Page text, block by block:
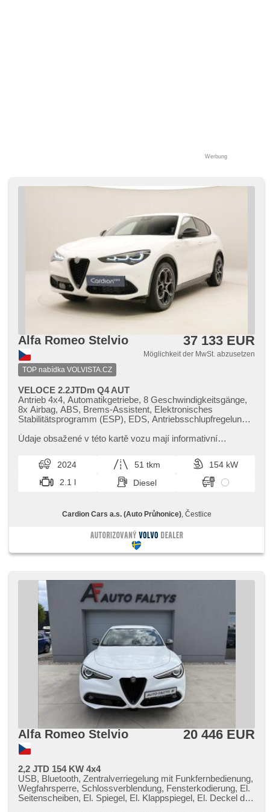
Werbung
Alfa Romeo Stelvio
TOP nabídka VOLVISTA.CZ
37 133 EUR
Möglichkeit der MwSt. abzusetzen
VELOCE 2.2JTDm Q4 AUT
Antrieb 4x4, Automatikgetriebe, 8 Geschwindigkeitsgänge,
8x Airbag, ABS, Brems-Assistent, Elektronisches
Stabilitätsprogramm (ESP), EDS, Antriebsschlupfregelung
von der Hang, asistent rozjezdu do kopce (HSA), ukazatel
asistent jízdy v koloně, Überwachung der Ermüdung des
Fahrers, automatisch im Berg bremsen , Servolenkung, 2-
Zonen Klimaanlage, Klimaautomatik, Adaptive
Geschwindigkeitsregelung, LED denní svícení, automatické
palubního počítače, digitální přístrojový štít, volba jízdního
provozu při couvání (RCTA), parkovací senzory přední,
parkovací senzory zadní, Parkassistent, Fahrkamera,
bezklíčové startování, bezklíčové odemykání, Lichtsensor,
volantem, Beifahrerairbagdeaktivierung, hands free, Android
Auto, Bluetooth, El. Deckel des Kofferraums, El.
Seitenscheiben, El. Klappspiegel, El. Spiegel, starten per
Taste, Wegfahrsperre, Zentralverriegelung mit
Funkfernbedienung, Ledersitze, isofix, beheizte Sitze, El.
einstellbare Sitze, höheneinstellbare Sitze, höheneinstellbare
Fahrersitz, paměť nastavení sedadla řidiče, Positionssitze,
Reifendrucksensor, Vorderlichter LED, Heck LED Leuchte,
autom. Aktivation der Warnflutlicht, Start-Stop System, USB,
Autoradio, Außenthermometer, beheizte Spiegel, Teilbare
Rücksitzbank, Heckscheibenwischer, zatmavená zadní
skla, Längssitzvorschub, Ausziehbare Kopflehnen, digitální
přístrojová deska
Údaje obsažené v této kartě vozu mají informativní
Podrobný popis stav...
2024 51 tkm
154 kW
2.1 l
Diesel
Cardion Cars a.s. (Auto Průhonice), Čestlice
Alfa Romeo Stelvio 20 446 EUR
2,2 JTD 154 KW 4x4
USB, Bluetooth, Zentralverriegelung mit Funkfernbedienung,
Wegfahrsperre, Schlossverblendung, Fensterkodierung, El.
Seitenscheiben, El. Spiegel, El. Klappspiegel, El. Deckel des